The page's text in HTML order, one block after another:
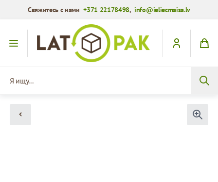
Свяжитесь с нами+371 22178498,info@ieliecmaisa.lv
Перейти к содержимому